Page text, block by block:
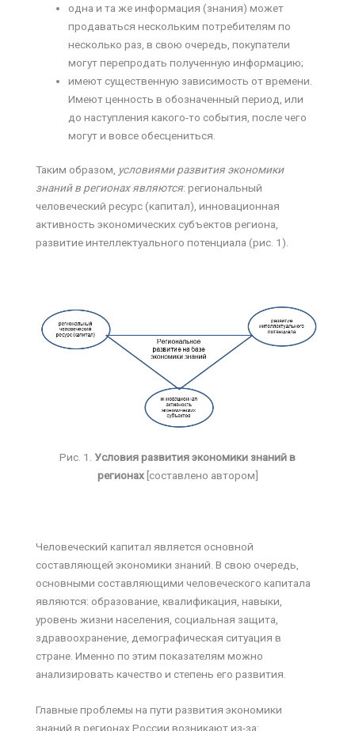
одна и та же информация (знания) может
продаваться нескольким потребителям по
несколько раз, в свою очередь, покупатели
могут перепродать полученную информацию;
имеют существенную зависимость от времени.
Имеют ценность в обозначенный период, или
до наступления какого-то события, после чего
могут и вовсе обесцениться.
Таким образом, условиями развития экономики
знаний в регионах являются: региональный
человеческий ресурс (капитал), инновационная
активность экономических субъектов региона,
развитие интеллектуального потенциала (рис. 1).
Рис. 1. Условия развития экономики знаний в
регионах[составлено автором]
Человеческий капитал является основной
составляющей экономики знаний. В свою очередь,
основными составляющими человеческого капитала
являются: образование, квалификация, навыки,
уровень жизни населения, социальная защита,
здравоохранение, демографическая ситуация в
стране. Именно по этим показателям можно
анализировать качество и степень его развития.
Главные проблемы на пути развития экономики
знаний в регионах России возникают из-за: